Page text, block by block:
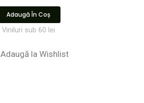
Adaugă În Coș
Viniluri sub 60 lei
Adaugă la Wishlist